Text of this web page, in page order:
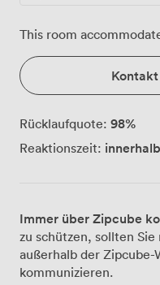
This room
Rücklaufquote: 98%
Reaktionszeit:
Immer über Zipcube
zu schützen, sollten
außerhalb der Zipcube-
kommunizieren.